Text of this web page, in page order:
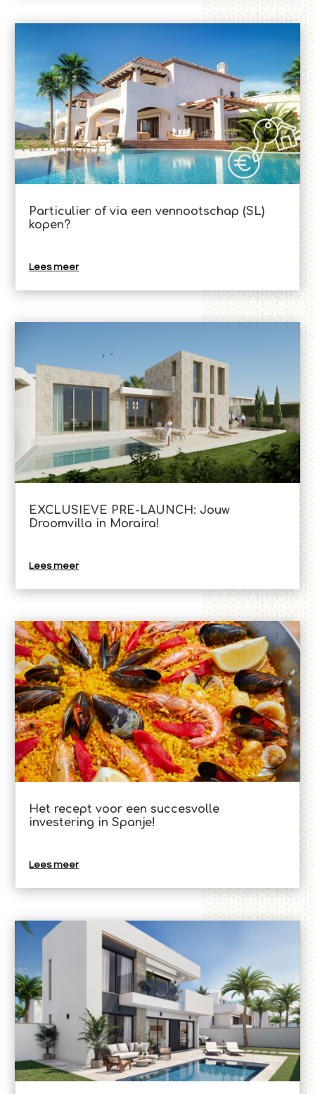
Particulier of via een vennootschap (SL)
kopen?
Lees meer
EXCLUSIEVE PRE-LAUNCH: Jouw
Droomvilla in Moraira!
Lees meer
Het recept voor een succesvolle
investering in Spanje!
Lees meer